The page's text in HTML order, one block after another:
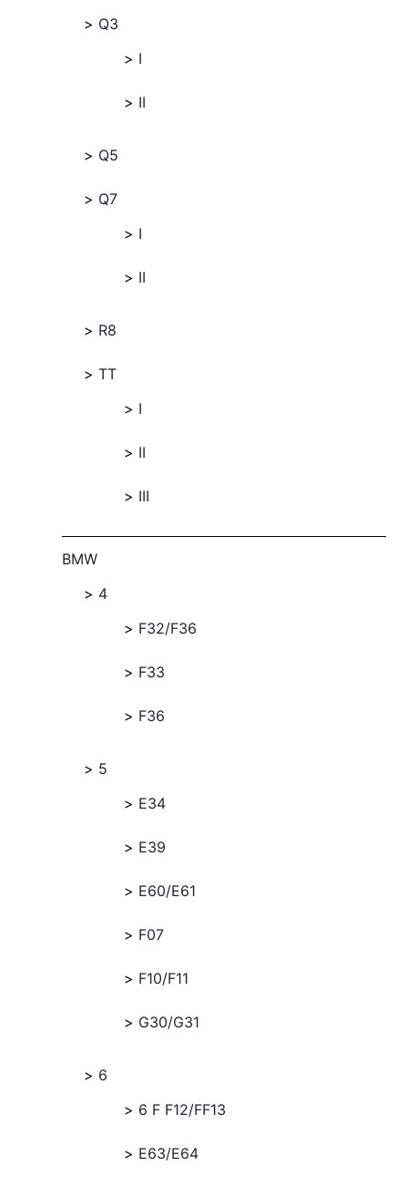
Q3
I
II
Q5
Q7
I
II
R8
TT
I
II
III
BMW
4
F32/F36
F33
F36
5
E34
E39
E60/E61
F07
F10/F11
G30/G31
6
6 F F12/FF13
E63/E64